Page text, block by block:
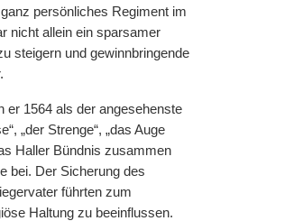
persönliches Regiment im
nicht allein ein sparsamer
steigern und gewinnbringende
er 1564 als der angesehenste
„der Strenge“, „das Auge
Haller Bündnis zusammen
bei. Der Sicherung des
führten zum
Haltung zu beeinflussen.